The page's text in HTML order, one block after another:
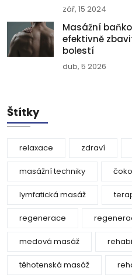
zář, 15 2024
Masážní
efektivně
bolestí
dub, 5 2026
Štítky
relaxace zdraví
masážní techniky
lymfatická masáž
regenerace
medová masáž
těhotenská masáž